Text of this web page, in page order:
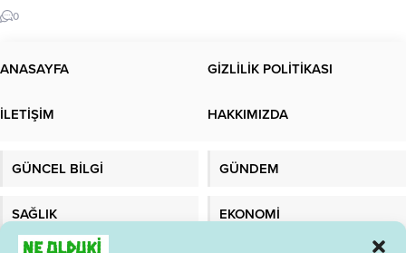
geliştirilen ve akıllı sözleşmelerin
çalıştırılmasını sağlayan bir
Bitcoin gibi bir kripto para birimi
gerçekleştirilebileceği bir platform
(DApps) ve akıllı...
0
ANASAYFA GİZLİLİK POLİTİKASI
İLETİŞİM HAKKIMIZDA
GÜNCEL BİLGİ GÜNDEM
SAĞLIK EKONOMİ